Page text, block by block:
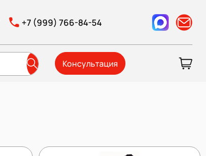
+7 (999) 766-84-54
Консультация